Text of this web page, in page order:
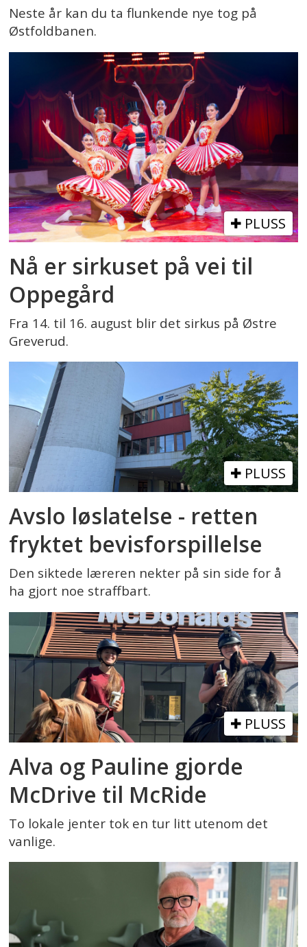
Neste år kan du ta flunkende nye tog på
Østfoldbanen.
PLUSS
Nå er sirkuset på vei til
Oppegård
Fra 14. til 16. august blir det sirkus på Østre
Greverud.
PLUSS
Avslo løslatelse - retten
fryktet bevisforspillelse
Den siktede læreren nekter på sin side for å
ha gjort noe straffbart.
PLUSS
Alva og Pauline gjorde
McDrive til McRide
To lokale jenter tok en tur litt utenom det
vanlige.